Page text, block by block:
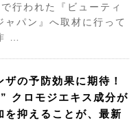
行われた『ビューティ
ャパン』へ取材に行って
…
ザの予防効果に期待！
クロモジエキス成分が
を抑えることが、最新